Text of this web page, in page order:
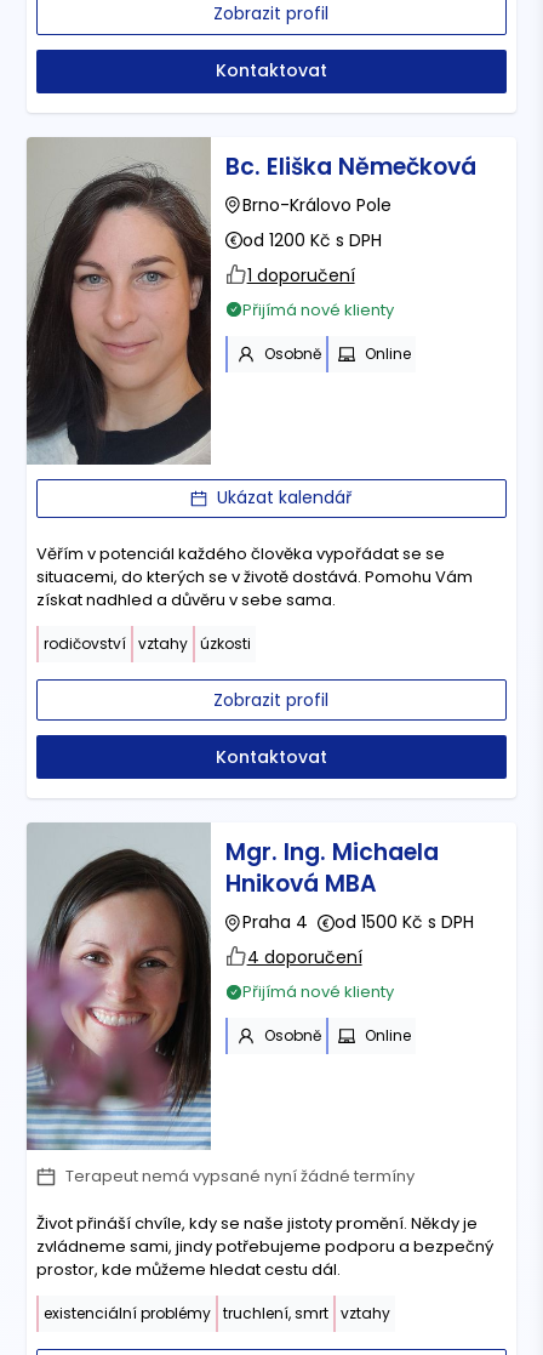
Zobrazit profil
Kontaktovat
Bc. Eliška Němečková
Brno-Královo Pole
od 1200 Kč s DPH
1 doporučení
Přijímá nové klienty
Osobně Online
Ukázat kalendář
Věřím v potenciál každého člověka vypořádat se se
situacemi, do kterých se v životě dostává. Pomohu Vám
získat nadhled a důvěru v sebe sama.
rodičovství vztahy úzkosti
Zobrazit profil
Kontaktovat
Mgr. Ing. Michaela
Hniková MBA
Praha 4
od 1500 Kč s DPH
4 doporučení
Přijímá nové klienty
Osobně Online
Terapeut nemá vypsané nyní žádné termíny
Život přináší chvíle, kdy se naše jistoty promění. Někdy je
zvládneme sami, jindy potřebujeme podporu a bezpečný
prostor, kde můžeme hledat cestu dál.
existenciální problémy truchlení, smrt vztahy